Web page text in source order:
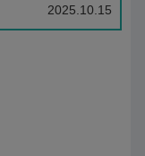
2025.10.15